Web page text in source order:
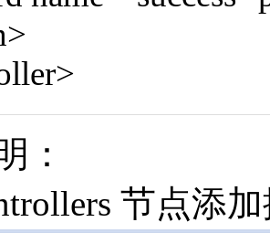
：
节点添